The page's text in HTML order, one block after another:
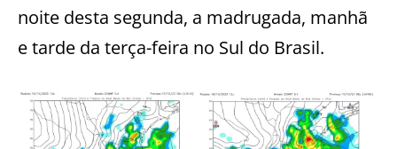
noite desta segunda, a madrugada, manhã
e tarde da terça-feira no Sul do Brasil.